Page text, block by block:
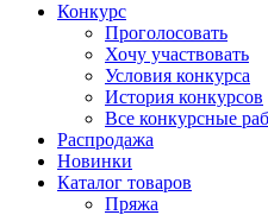
Конкурс
Проголосовать
Хочу участвовать
Условия конкурса
История конкурсов
Все конкурсные
Распродажа
Новинки
Каталог товаров
Пряжа